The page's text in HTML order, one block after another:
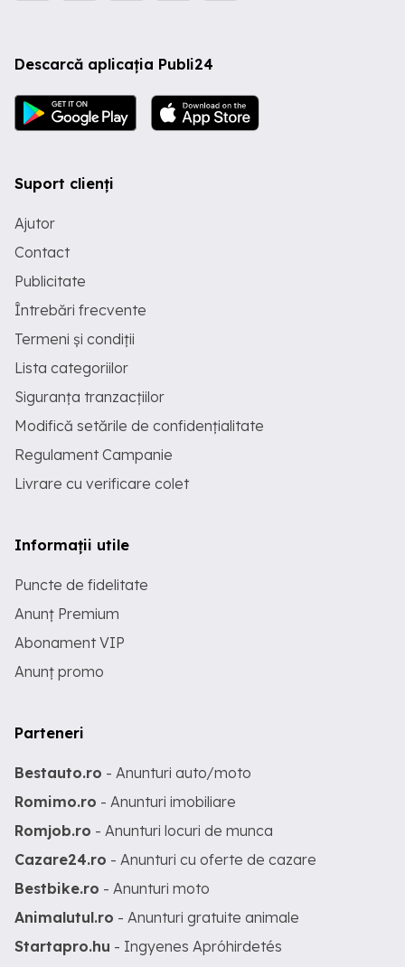
Descarcă aplicația Publi24
Suport clienți
Ajutor
Contact
Publicitate
Întrebări frecvente
Termeni și condiții
Lista categoriilor
Siguranța tranzacțiilor
Modifică setările de confidențialitate
Regulament Campanie
Livrare cu verificare colet
Informații utile
Puncte de fidelitate
Anunț Premium
Abonament VIP
Anunț promo
Parteneri
Bestauto.ro - Anunturi auto/moto
Romimo.ro - Anunturi imobiliare
Romjob.ro - Anunturi locuri de munca
Cazare24.ro - Anunturi cu oferte de cazare
Bestbike.ro - Anunturi moto
Animalutul.ro - Anunturi gratuite animale
Startapro.hu - Ingyenes Apróhirdetés